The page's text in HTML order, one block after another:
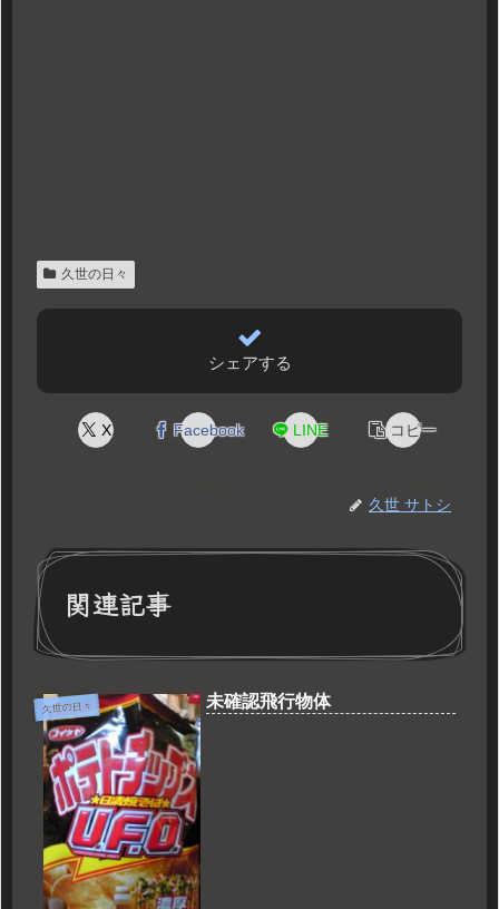
久世の日々
シェアする
X Facebook LINE コピー
久世 サトシ
関連記事
久世の日々 未確認飛行物体